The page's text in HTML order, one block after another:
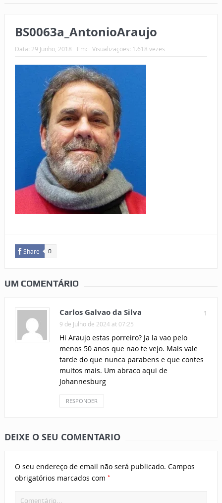
BS0063a_AntonioAraujo
Data: 29 Junho, 2018 Em: Visualizações: 1.618 vezes
Share 0
UM COMENTÁRIO
1
Carlos Galvao da Silva
9 de Julho de 2024 at 07:25
Hi Araujo estas porreiro? Ja la vao pelo
menos 50 anos que nao te vejo. Mais vale
tarde do que nunca parabens e que contes
muitos mais. Um abraco aqui de
Johannesburg
RESPONDER
DEIXE O SEU COMENTÁRIO
O seu endereço de email não será publicado. Campos
obrigatórios marcados com *